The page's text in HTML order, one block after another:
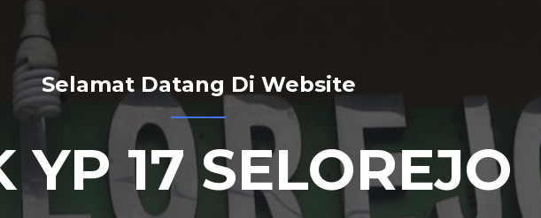
Selamat Datang Di Website
YP 17 SELOREJO